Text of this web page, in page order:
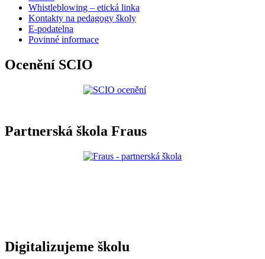
Whistleblowing – etická linka
Kontakty na pedagogy školy
E-podatelna
Povinné informace
Ocenění SCIO
Partnerská škola Fraus
Digitalizujeme školu